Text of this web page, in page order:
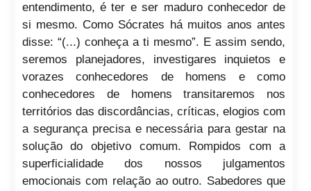
entendimento, é ter e ser maduro conhecedor de
si mesmo. Como Sócrates há muitos anos antes
disse: “(...) conheça a ti mesmo”. E assim sendo,
seremos planejadores, investigares inquietos e
vorazes conhecedores de homens e como
conhecedores de homens transitaremos nos
territórios das discordâncias, críticas, elogios com
a segurança precisa e necessária para gestar na
solução do objetivo comum. Rompidos
com a
superficialidade dos nossos julgamentos
emocionais com relação ao outro. Sabedores que